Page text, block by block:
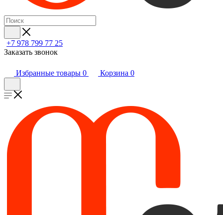
+7 978 799 77 25
Заказать звонок
Избранные товары 0 Корзина 0